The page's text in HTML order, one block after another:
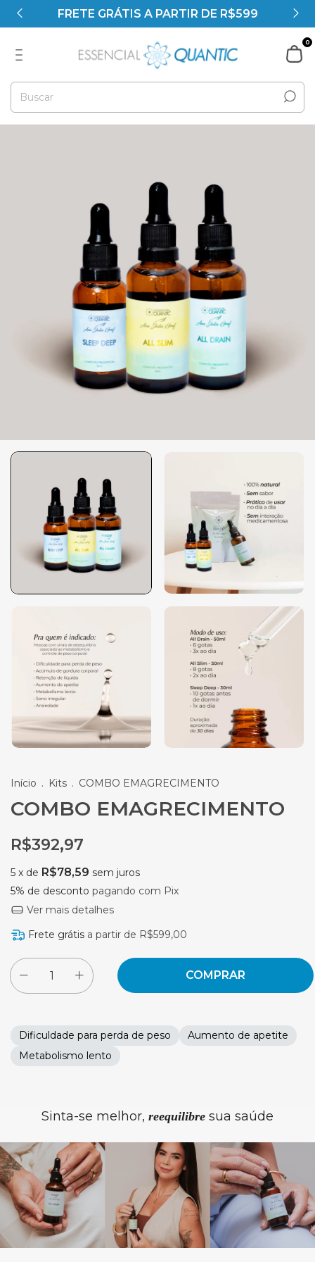
0
FRETE GRÁTIS A PARTIR DE R$599
Início . Kits . COMBO EMAGRECIMENTO
COMBO EMAGRECIMENTO
R$392,97
5 x de R$78,59 sem juros
5% de desconto pagando com Pix
Ver mais detalhes
Frete grátis a partir de R$599,00
Dificuldade para perda de peso
Aumento de apetite
Metabolismo lento
Sinta-se melhor, reequilibre sua saúde